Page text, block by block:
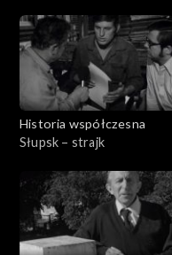
Historia współczesna
Słupsk – strajk